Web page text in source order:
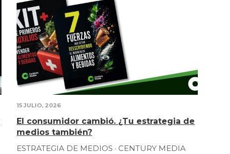
15 JULIO, 2026
El consumidor cambió. ¿Tu estrategia de
medios también?
ESTRATEGIA DE MEDIOS · CENTURY MEDIA